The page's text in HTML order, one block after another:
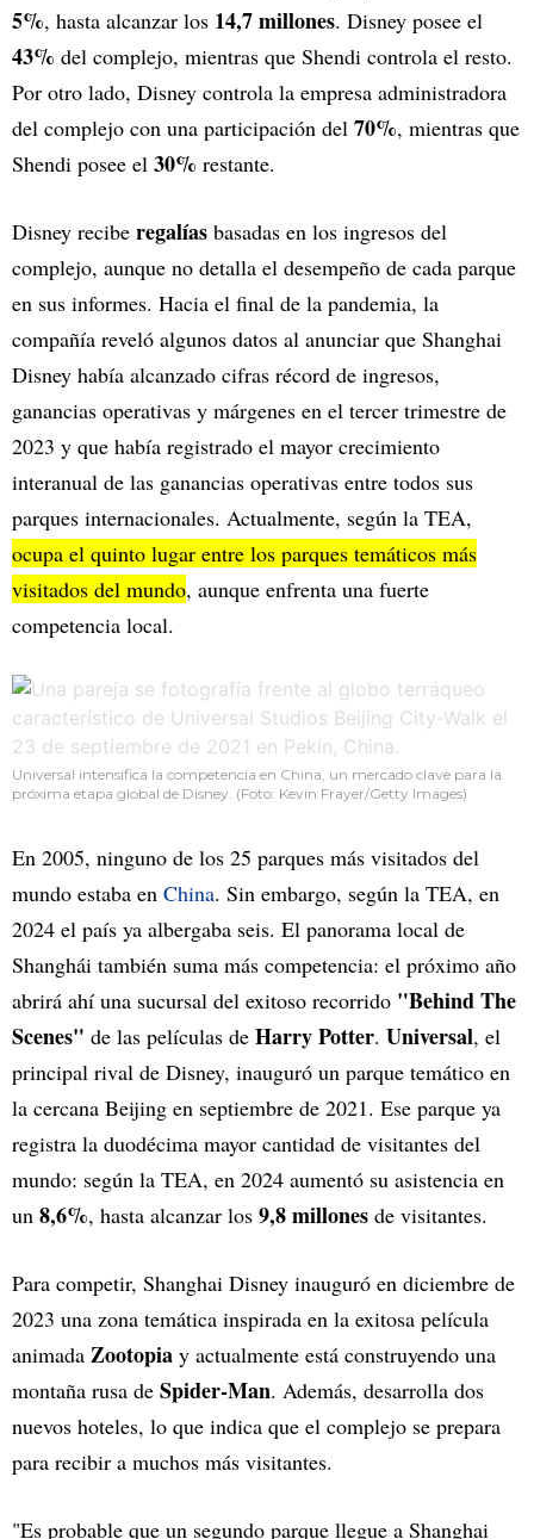
5%, hasta alcanzar los 14,7 millones. Disney posee el
43% del complejo, mientras que Shendi controla el resto.
Por otro lado, Disney controla la empresa administradora
del complejo con una participación del 70%, mientras que
Shendi posee el 30% restante.
Disney recibe regalías basadas en los ingresos del
complejo, aunque no detalla el desempeño de cada parque
en sus informes. Hacia el final de la pandemia, la
compañía reveló algunos datos al anunciar que Shanghai
Disney había alcanzado cifras récord de ingresos,
ganancias operativas y márgenes en el tercer trimestre de
2023 y que había registrado el mayor crecimiento
interanual de las ganancias operativas entre todos sus
parques internacionales. Actualmente, según la TEA,
ocupa el quinto lugar entre los parques temáticos más
visitados del mundo, aunque enfrenta una fuerte
competencia local.
Universal intensifica la competencia en China, un mercado clave para la
próxima etapa global de Disney. (Foto: Kevin Frayer/Getty Images)
En 2005, ninguno de los 25 parques más visitados del
mundo estaba en China. Sin embargo, según la TEA, en
2024 el país ya albergaba seis. El panorama local de
Shanghái también suma más competencia: el próximo año
abrirá ahí una sucursal del exitoso recorrido "Behind The
Scenes" de las películas de Harry Potter. Universal, el
principal rival de Disney, inauguró un parque temático en
la cercana Beijing en septiembre de 2021. Ese parque ya
registra la duodécima mayor cantidad de visitantes del
mundo: según la TEA, en 2024 aumentó su asistencia en
un 8,6%, hasta alcanzar los 9,8 millones de visitantes.
Para competir, Shanghai Disney inauguró en diciembre de
2023 una zona temática inspirada en la exitosa película
animada Zootopia y actualmente está construyendo una
montaña rusa de Spider-Man. Además, desarrolla dos
nuevos hoteles, lo que indica que el complejo se prepara
para recibir a muchos más visitantes.
"Es probable que un segundo parque llegue a Shanghai